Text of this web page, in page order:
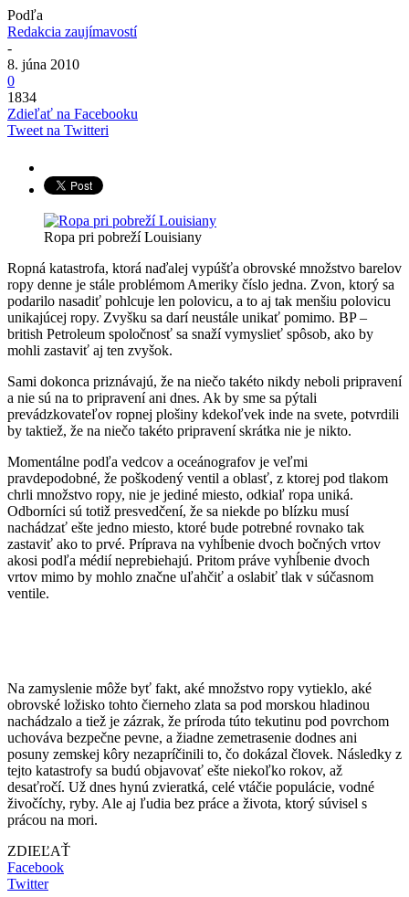
Podľa
Redakcia zaujímavostí
-
8. júna 2010
0
1834
Zdieľať na Facebooku
Tweet na Twitteri
Ropa pri pobreží Louisiany
Ropná katastrofa, ktorá naďalej vypúšťa obrovské množstvo barelov
ropy denne je stále problémom Ameriky číslo jedna. Zvon, ktorý sa
podarilo nasadiť pohlcuje len polovicu, a to aj tak menšiu polovicu
unikajúcej ropy. Zvyšku sa darí neustále unikať pomimo. BP –
british Petroleum spoločnosť sa snaží vymyslieť spôsob, ako by
mohli zastaviť aj ten zvyšok.
Sami dokonca priznávajú, že na niečo takéto nikdy neboli pripravení
a nie sú na to pripravení ani dnes. Ak by sme sa pýtali
prevádzkovateľov ropnej plošiny kdekoľvek inde na svete, potvrdili
by taktiež, že na niečo takéto pripravení skrátka nie je nikto.
Momentálne podľa vedcov a oceánografov je veľmi
pravdepodobné, že poškodený ventil a oblasť, z ktorej pod tlakom
chrli množstvo ropy, nie je jediné miesto, odkiaľ ropa uniká.
Odborníci sú totiž presvedčení, že sa niekde po blízku musí
nachádzať ešte jedno miesto, ktoré bude potrebné rovnako tak
zastaviť ako to prvé. Príprava na vyhĺbenie dvoch bočných vrtov
akosi podľa médií neprebiehajú. Pritom práve vyhĺbenie dvoch
vrtov mimo by mohlo značne uľahčiť a oslabiť tlak v súčasnom
ventile.
Na zamyslenie môže byť fakt, aké množstvo ropy vytieklo, aké
obrovské ložisko tohto čierneho zlata sa pod morskou hladinou
nachádzalo a tiež je zázrak, že príroda túto tekutinu pod povrchom
uchováva bezpečne pevne, a žiadne zemetrasenie dodnes ani
posuny zemskej kôry nezapríčinili to, čo dokázal človek. Následky z
tejto katastrofy sa budú objavovať ešte niekoľko rokov, až
desaťročí. Už dnes hynú zvieratká, celé vtáčie populácie, vodné
živočíchy, ryby. Ale aj ľudia bez práce a života, ktorý súvisel s
prácou na mori.
ZDIEĽAŤ
Facebook
Twitter